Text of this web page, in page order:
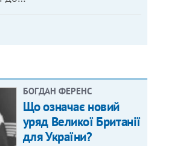
БОГДАН ФЕРЕНС
Що означає новий
уряд Великої Британії
для України?